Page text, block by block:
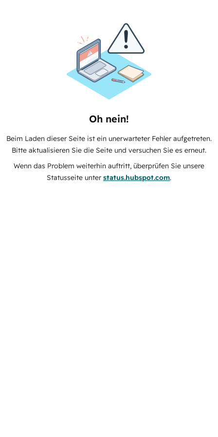
Oh nein!
Beim Laden dieser Seite ist ein unerwarteter Fehler aufgetreten.
Bitte aktualisieren Sie die Seite und versuchen Sie es erneut.
Wenn das Problem weiterhin auftritt, überprüfen Sie unsere
Statusseite unter status.hubspot.com.